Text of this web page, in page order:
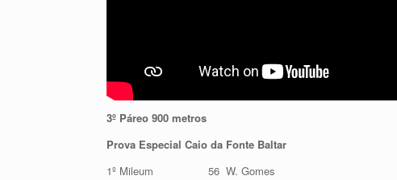
3º Páreo 900 metros
Prova Especial Caio da Fonte Baltar
1º Mileum 56 W. Gomes